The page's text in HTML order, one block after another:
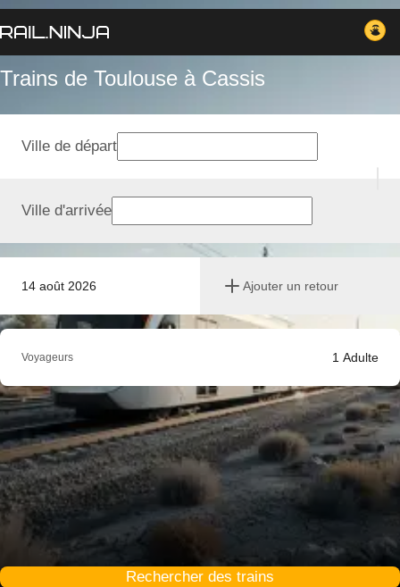
Trains de Toulouse à Cassis
14 août 2026 Ajouter un retour
Ville de départ
Ville d'arrivée
Voyageurs 1 Adulte
Rechercher des trains